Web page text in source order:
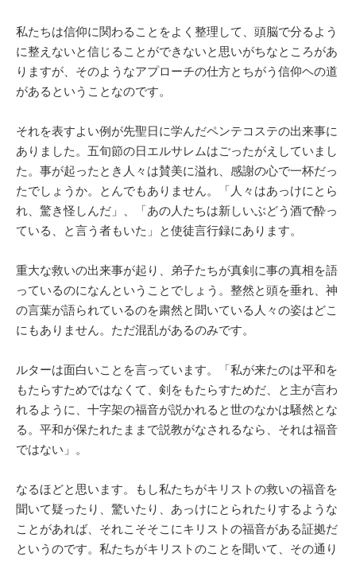
私たちは信仰に関わることをよく整理して、頭脳で分るよう
に整えないと信じることができないと思いがちなところがあ
りますが、そのようなアプローチの仕方とちがう信仰ヘの道
があるということなのです。
それを表すよい例が先聖日に学んだペンテコステの出来事に
ありました。五旬節の日エルサレムはごったがえしていまし
た。事が起ったとき人々は賛美に溢れ、感謝の心で一杯だっ
たでしょうか。とんでもありません。「人々はあっけにとら
れ、驚き怪しんだ」、「あの人たちは新しいぶどう酒で酔っ
ている、と言う者もいた」と使徒言行録にあります。
重大な救いの出来事が起り、弟子たちが真剣に事の真相を語
っているのになんということでしょう。整然と頭を垂れ、神
の言葉が語られているのを粛然と聞いている人々の姿はどこ
にもありません。ただ混乱があるのみです。
ルターは面白いことを言っています。「私が来たのは平和を
もたらすためではなくて、剣をもたらすためだ、と主が言わ
れるように、十字架の福音が説かれると世のなかは騒然とな
る。平和が保たれたままで説教がなされるなら、それは福音
ではない」。
なるほどと思います。もし私たちがキリストの救いの福音を
聞いて疑ったり、驚いたり、あっけにとられたりするような
ことがあれば、それこそそこにキリストの福音がある証拠だ
というのです。私たちがキリストのことを聞いて、その通り